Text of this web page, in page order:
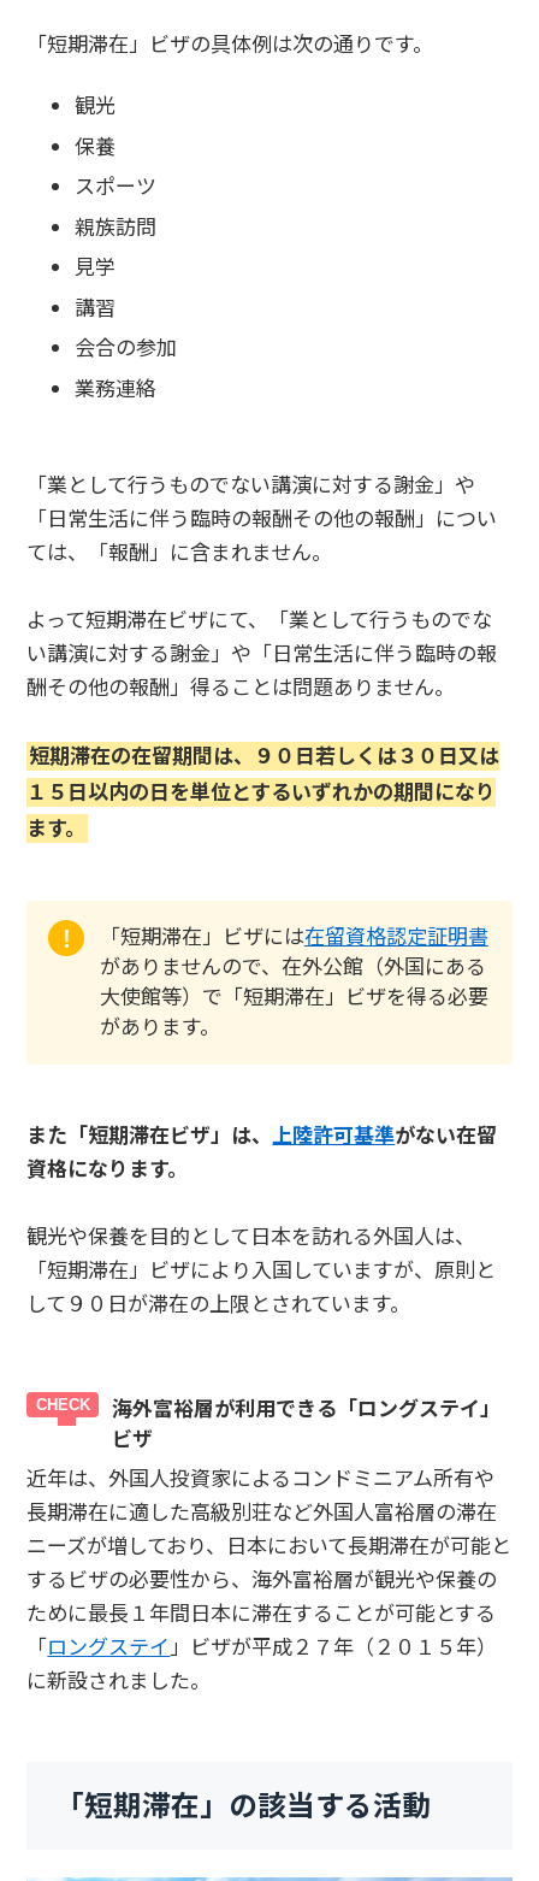
「短期滞在」ビザの具体例は次の通りです。
観光
保養
スポーツ
親族訪問
見学
講習
会合の参加
業務連絡
「業として行うものでない講演に対する謝金」や
「日常生活に伴う臨時の報酬その他の報酬」につい
ては、「報酬」に含まれません。
よって短期滞在ビザにて、「業として行うものでな
い講演に対する謝金」や「日常生活に伴う臨時の報
酬その他の報酬」得ることは問題ありません。
短期滞在の在留期間は、９０日若しくは３０日又は
１５日以内の日を単位とするいずれかの期間になり
ます。
「短期滞在」ビザには在留資格認定証明書
がありませんので、在外公館（外国にある
大使館等）で「短期滞在」ビザを得る必要
があります。
また「短期滞在ビザ」は、上陸許可基準がない在留
資格になります。
観光や保養を目的として日本を訪れる外国人は、
「短期滞在」ビザにより入国していますが、原則と
して９０日が滞在の上限とされています。
海外富裕層が利用できる「ロングステイ」
ビザ
近年は、外国人投資家によるコンドミニアム所有や
長期滞在に適した高級別荘など外国人富裕層の滞在
ニーズが増しており、日本において長期滞在が可能と
するビザの必要性から、海外富裕層が観光や保養の
ために最長１年間日本に滞在することが可能とする
「ロングステイ」ビザが平成２７年（２０１５年）
に新設されました。
「短期滞在」の該当する活動